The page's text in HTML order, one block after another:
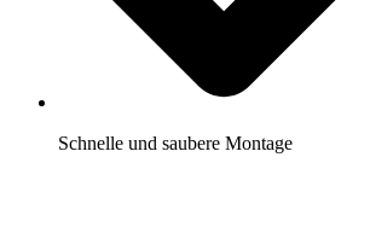
Schnelle und saubere Montage